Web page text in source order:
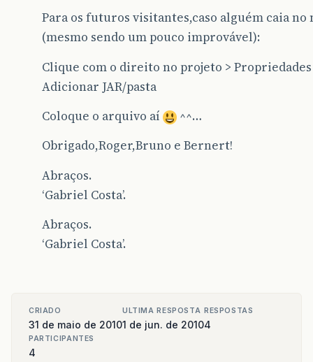
Para os futuros visitantes,caso alguém caia no
(mesmo sendo um pouco improvável):
Clique com o direito no projeto >
Adicionar JAR/pasta
Coloque o arquivo aí
^^…
Obrigado,Roger,Bruno e Bernert!
Abraços.
‘Gabriel Costa’.
Abraços.
‘Gabriel Costa’.
CRIADO
31 de maio de 2010
ULTIMA RESPOSTA
1 de jun. de 2010
RESPOSTAS
4
PARTICIPANTES
4